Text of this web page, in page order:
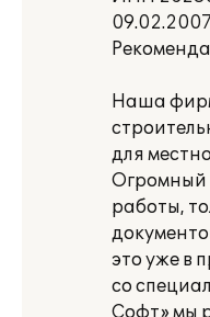
Наша
для
Огромный
работы,
это уже в
со
Софт» мы